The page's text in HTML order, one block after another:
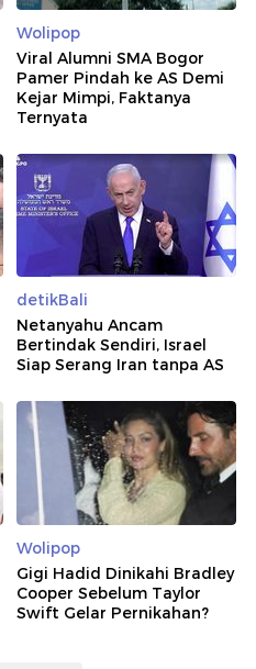
Wolipop
Viral Alumni SMA Bogor
Pamer Pindah ke AS Demi
Kejar Mimpi, Faktanya
Ternyata
detikBali
Netanyahu Ancam
Bertindak Sendiri, Israel
Siap Serang Iran tanpa AS
Wolipop
Gigi Hadid Dinikahi Bradley
Cooper Sebelum Taylor
Swift Gelar Pernikahan?